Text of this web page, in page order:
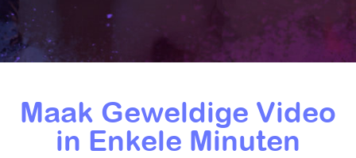
Maak Geweldige Video
in Enkele Minuten